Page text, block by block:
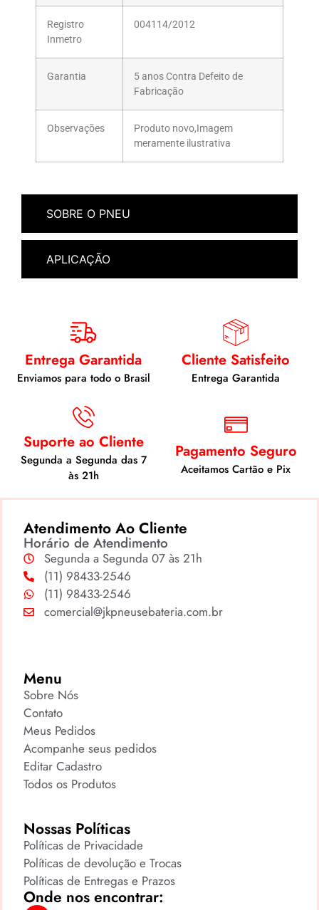
SOBRE O PNEU
APLICAÇÃO
Registro
Inmetro
004114/2012
Garantia
5 anos Contra Defeito de
Fabricação
Observações
Produto novo,Imagem
meramente ilustrativa
Entrega Garantida
Enviamos para todo o Brasil
Cliente Satisfeito
Entrega Garantida
Suporte ao Cliente
Segunda a Segunda das 7
às 21h
Pagamento Seguro
Aceitamos Cartão e Pix
Atendimento Ao Cliente
Horário de Atendimento
Segunda a Segunda 07 às 21h
(11) 98433-2546
(11) 98433-2546
comercial@jkpneusebateria.com.br
Menu
Sobre Nós
Contato
Meus Pedidos
Acompanhe seus pedidos
Editar Cadastro
Todos os Produtos
Nossas Políticas
Políticas de Privacidade
Políticas de devolução e Trocas
Políticas de Entregas e Prazos
Onde nos encontrar: